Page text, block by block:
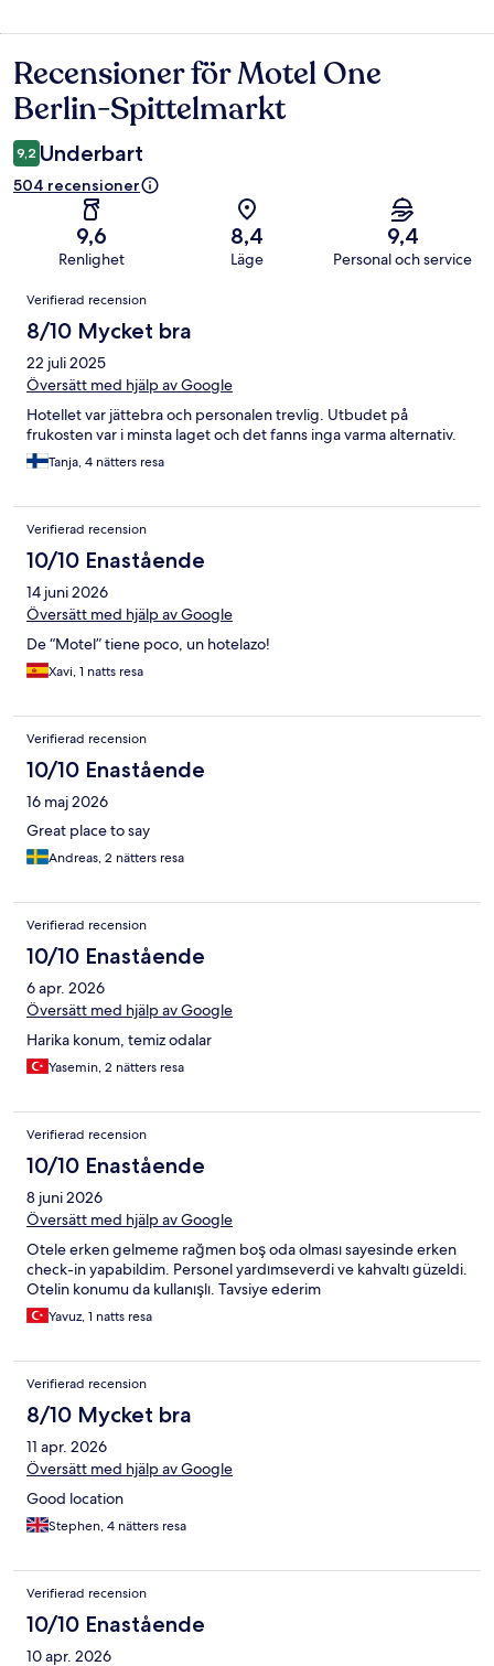
Recensioner
Recensioner för Motel One
Berlin-Spittelmarkt
9,2 Underbart
504 recensioner
9,6
Renlighet
8,4
Läge
9,4
Personal och service
Recensioner
Verifierad recension
8/10 Mycket bra
22 juli 2025
Översätt med hjälp av Google
Hotellet var jättebra och personalen trevlig. Utbudet på
frukosten var i minsta laget och det fanns inga varma alternativ.
Tanja, 4 nätters resa
Verifierad recension
10/10 Enastående
14 juni 2026
Översätt med hjälp av Google
De “Motel” tiene poco, un hotelazo!
Xavi, 1 natts resa
Verifierad recension
10/10 Enastående
16 maj 2026
Great place to say
Andreas, 2 nätters resa
Verifierad recension
10/10 Enastående
6 apr. 2026
Översätt med hjälp av Google
Harika konum, temiz odalar
Yasemin, 2 nätters resa
Verifierad recension
10/10 Enastående
8 juni 2026
Översätt med hjälp av Google
Otele erken gelmeme rağmen boş oda olması sayesinde erken
check-in yapabildim. Personel yardımseverdi ve kahvaltı güzeldi.
Otelin konumu da kullanışlı. Tavsiye ederim
Yavuz, 1 natts resa
Verifierad recension
8/10 Mycket bra
11 apr. 2026
Översätt med hjälp av Google
Good location
Stephen, 4 nätters resa
Verifierad recension
10/10 Enastående
10 apr. 2026